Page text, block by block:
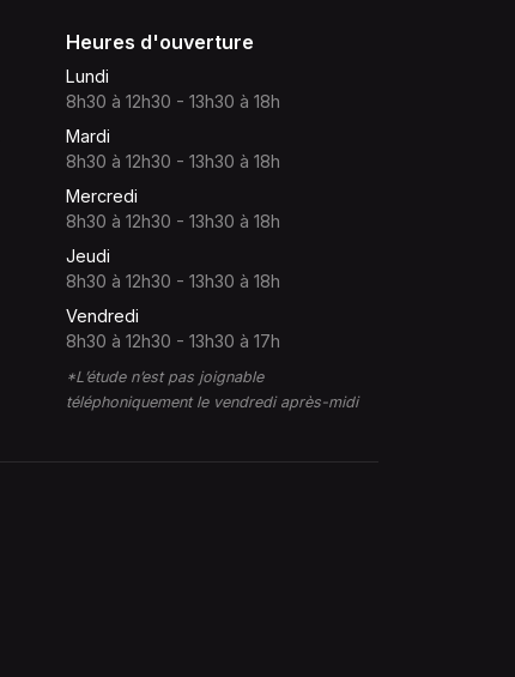
Heures d'ouverture
Lundi
8h30 à 12h30 - 13h30 à 18h
Mardi
8h30 à 12h30 - 13h30 à 18h
Mercredi
8h30 à 12h30 - 13h30 à 18h
Jeudi
8h30 à 12h30 - 13h30 à 18h
Vendredi
8h30 à 12h30 - 13h30 à 17h
*L’étude n’est pas joignable
téléphoniquement le vendredi après-midi